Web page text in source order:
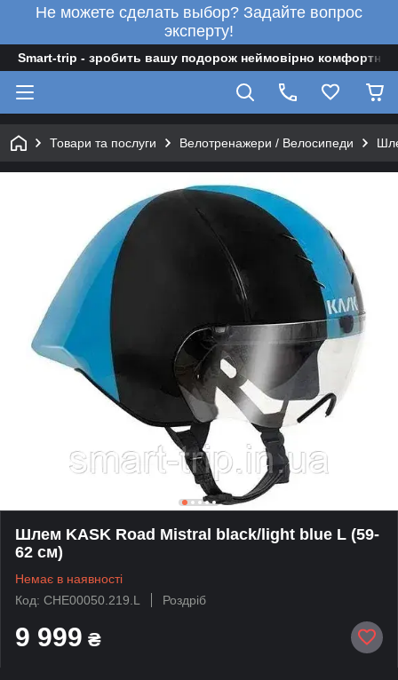
Не можете сделать выбор? Задайте вопрос
эксперту!
Smart-trip - зробить вашу подорож неймовірно
Товари та послуги Велотренажери / Велосипеди
Шлем KASK Road Mistral black/light blue L (59-
62 см)
Немає в наявності
Код: CHE00050.219.L
Роздріб
9 999 ₴